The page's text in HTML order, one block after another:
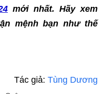
mới nhất. Hãy xem
mệnh bạn như thế
Tác giả: Tùng Dương